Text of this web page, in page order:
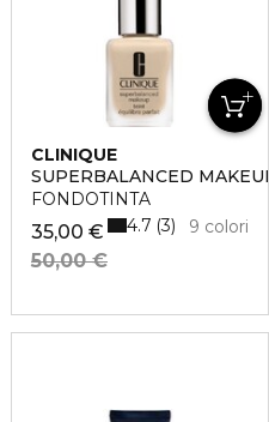
CLINIQUE
SUPERBALANCED MAKEUP
FONDOTINTA
35,00 €
50,00 €
9 colori
4.7 3